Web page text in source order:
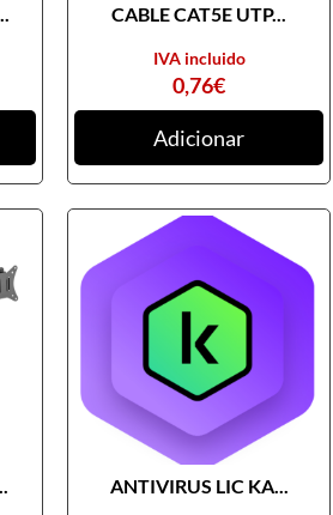
CABLE CAT5E UTP...
0,76€
IVA incluido
Adicionar
ANTIVIRUS LIC KA...